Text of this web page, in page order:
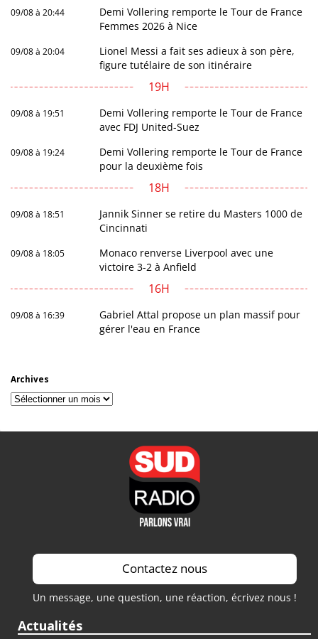
09/08 à 20:44
Demi Vollering remporte le Tour de France
Femmes 2026 à Nice
09/08 à 20:04
Lionel Messi a fait ses adieux à son père,
figure tutélaire de son itinéraire
19H
09/08 à 19:51
Demi Vollering remporte le Tour de France
avec FDJ United-Suez
09/08 à 19:24
Demi Vollering remporte le Tour de France
pour la deuxième fois
18H
09/08 à 18:51
Jannik Sinner se retire du Masters 1000 de
Cincinnati
09/08 à 18:05
Monaco renverse Liverpool avec une
victoire 3-2 à Anfield
16H
09/08 à 16:39
Gabriel Attal propose un plan massif pour
gérer l'eau en France
Archives
Archives
Contactez nous
Un message, une question, une réaction, écrivez nous !
Actualités